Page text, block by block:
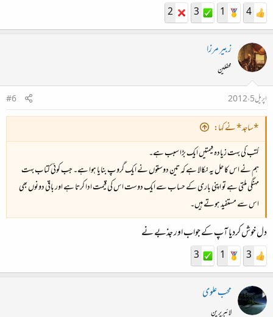
4
1
3
2
زبیر مرزا
محفلین
اپریل 5، 2012
#6
*ساجد* نے کہا:
کتب کی بہت زیادہ قیمتیں ایک بڑا سبب ہے۔
ہم نے اس کا حل یہ نکالا ہے کہ تین دوستوں نے ایک گروپ بنایا ہوا ہے۔ جب کوئی کتاب بہت
مہنگی ملتی ہے تو اپنی باری کے حساب سے ایک دوست اس کی قیمت ادا کرتا ہے اور باقی دونوں بھی
اس سے مستفید ہوتے ہیں۔
دل خوش کردیا آپ کے جواب اور جذبے نے
3
1
3
محب علوی
لائبریرین